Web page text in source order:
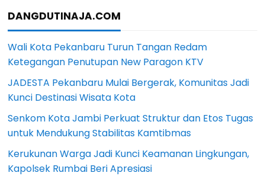
DANGDUTINAJA.COM
Wali Kota Pekanbaru Turun Tangan Redam
Ketegangan Penutupan New Paragon KTV
JADESTA Pekanbaru Mulai Bergerak, Komunitas Jadi
Kunci Destinasi Wisata Kota
Senkom Kota Jambi Perkuat Struktur dan Etos Tugas
untuk Mendukung Stabilitas Kamtibmas
Kerukunan Warga Jadi Kunci Keamanan Lingkungan,
Kapolsek Rumbai Beri Apresiasi